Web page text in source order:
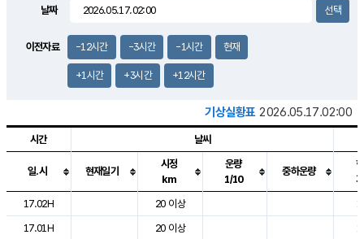
3.5m/s
날짜
이전자료 -12시간 -3시간 -1시간 현재
+1시간 +3시간 +12시간
기상실황표 2026.05.17.02:00
도시별 기상실황표로 지점, 날씨, 기온, 강수, 바람, 기압등을 안내한 표입
시간 날씨
일.시 현재일기
시정
km
운량
1/10
중하운량
17.02H
20 이상
17.01H
20 이상